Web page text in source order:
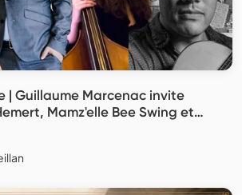
| Guillaume Marcenac invite
Mamz'elle Bee Swing et